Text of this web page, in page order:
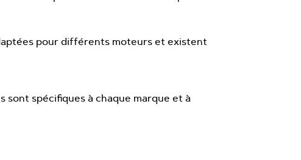
pour différents moteurs et existent
sont spécifiques à chaque marque et à